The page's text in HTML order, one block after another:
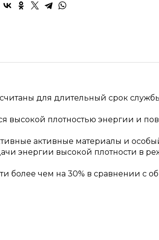
для длительный срок
высокой плотностью энергии и
активные материалы и
энергии высокой плотности в
более чем на 30% в сравнении с